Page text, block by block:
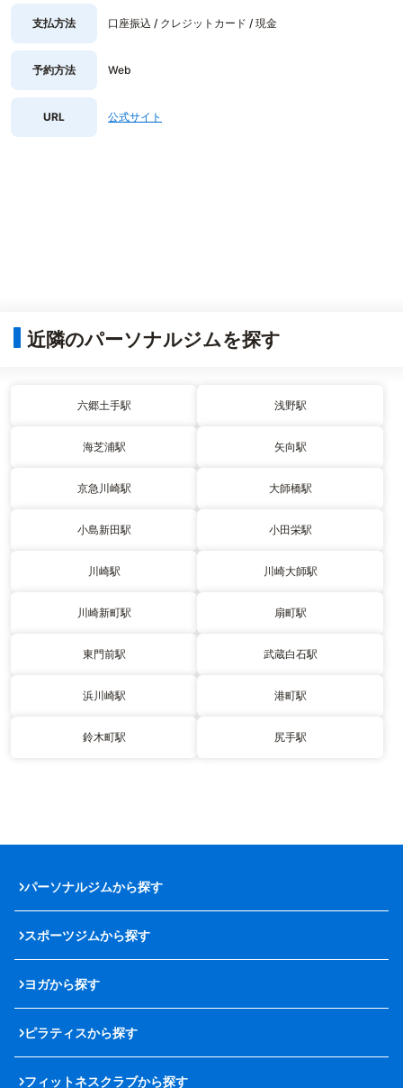
支払方法 口座振込 / クレジットカード / 現金
予約方法 Web
URL 公式サイト
近隣のパーソナルジムを探す
六郷土手駅 浅野駅
海芝浦駅 矢向駅
京急川崎駅 大師橋駅
小島新田駅 小田栄駅
川崎駅 川崎大師駅
川崎新町駅 扇町駅
東門前駅 武蔵白石駅
浜川崎駅 港町駅
鈴木町駅 尻手駅
パーソナルジムから探す
スポーツジムから探す
ヨガから探す
ピラティスから探す
フィットネスクラブから探す